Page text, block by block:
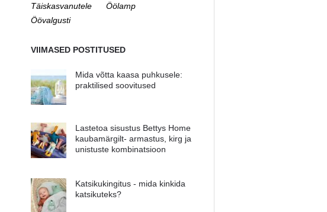
Täiskasvanutele
Öölamp
Öövalgusti
VIIMASED POSTITUSED
Mida võtta kaasa puhkusele:
praktilised soovitused
Lastetoa sisustus Bettys Home
kaubamärgilt- armastus, kirg ja
unistuste kombinatsioon
Katsikukingitus - mida kinkida
katsikuteks?